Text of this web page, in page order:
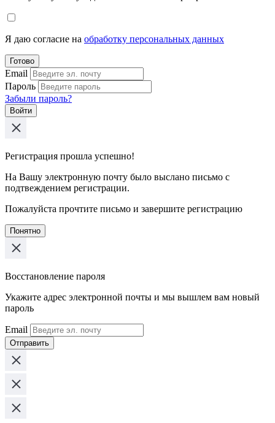
Я даю согласие на обработку персональных данных
Готово
Email
Пароль
Забыли пароль?
Войти
Регистрация прошла успешно!
На Вашу электронную почту было выслано письмо с
подтвеждением регистрации.
Пожалуйста прочтите письмо и завершите регистрацию
Понятно
Восстановление пароля
Укажите адрес электронной почты и мы вышлем вам новый
пароль
Email
Отправить